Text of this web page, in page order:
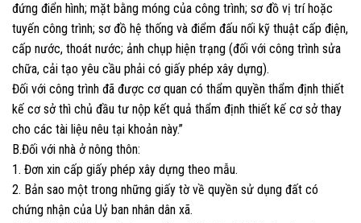
đứng điển hình; mặt bằng móng của công trình; sơ đồ vị trí hoặc
tuyến công trình; sơ đồ hệ thống và điểm đấu nối kỹ thuật cấp điện,
cấp nước, thoát nước; ảnh chụp hiện trạng (đối với công trình sửa
chữa, cải tạo yêu cầu phải có giấy phép xây dựng).
Đối với công trình đã được cơ quan có thẩm quyền thẩm định thiết
kế cơ sở thì chủ đầu tư nộp kết quả thẩm định thiết kế cơ sở thay
cho các tài liệu nêu tại khoản này.”
B.Đối với nhà ở nông thôn:
1. Đơn xin cấp giấy phép xây dựng theo mẫu.
2. Bản sao một trong những giấy tờ về quyền sử dụng đất có
chứng nhận của Uỷ ban nhân dân xã.